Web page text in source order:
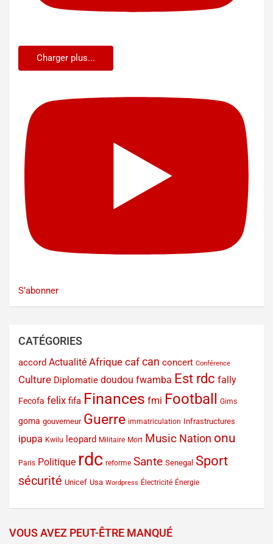
Charger plus...
S’abonner
CATÉGORIES
accord Actualité Afrique caf can concert Conférence
Culture Diplomatie doudou fwamba Est rdc fally
Fecofa felix fifa Finances fmi Football Gims
goma gouverneur Guerre immatriculation Infrastructures
ipupa Kwilu leopard Militaire Mort Music Nation onu
Paris Politique rdc reforme Sante Senegal Sport
sécurité Unicef Usa Wordpress Électricité Énergie
VOUS AVEZ PEUT-ÊTRE MANQUÉ